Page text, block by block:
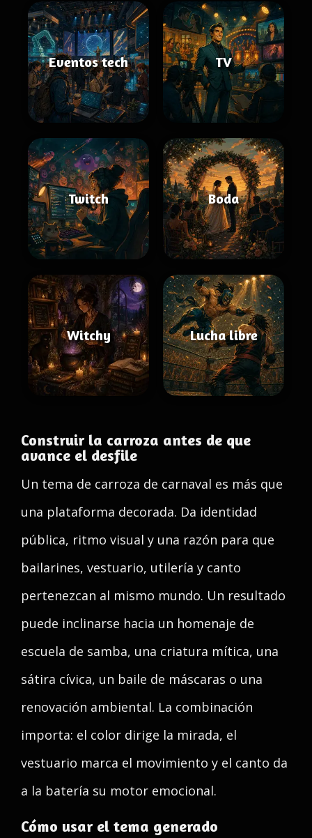
Eventos tech TV
Twitch Boda
Witchy Lucha libre
Construir la carroza antes de que
avance el desfile
Un tema de carroza de carnaval es más que
una plataforma decorada. Da identidad
pública, ritmo visual y una razón para que
bailarines, vestuario, utilería y canto
pertenezcan al mismo mundo. Un resultado
puede inclinarse hacia un homenaje de
escuela de samba, una criatura mítica, una
sátira cívica, un baile de máscaras o una
renovación ambiental. La combinación
importa: el color dirige la mirada, el
vestuario marca el movimiento y el canto da
a la batería su motor emocional.
Cómo usar el tema generado